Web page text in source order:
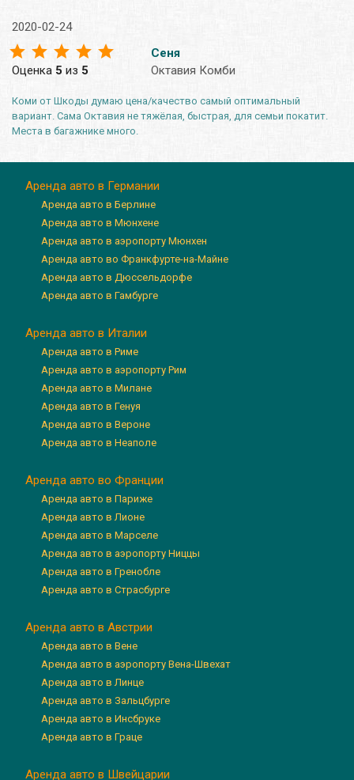
2020-02-24
Оценка 5 из 5
Сеня
Октавия Комби
Коми от Шкоды думаю цена/качество самый оптимальный
вариант. Сама Октавия не тяжёлая, быстрая, для семьи покатит.
Места в багажнике много.
Аренда авто в Германии
Аренда авто в Берлине
Аренда авто в Мюнхене
Аренда авто в аэропорту Мюнхен
Аренда авто во Франкфурте-на-Майне
Аренда авто в Дюссельдорфе
Аренда авто в Гамбурге
Аренда авто в Италии
Аренда авто в Риме
Аренда авто в аэропорту Рим
Аренда авто в Милане
Аренда авто в Генуя
Аренда авто в Вероне
Аренда авто в Неаполе
Аренда авто во Франции
Аренда авто в Париже
Аренда авто в Лионе
Аренда авто в Марселе
Аренда авто в аэропорту Ниццы
Аренда авто в Гренобле
Аренда авто в Страсбурге
Аренда авто в Австрии
Аренда авто в Вене
Аренда авто в аэропорту Вена-Швехат
Аренда авто в Линце
Аренда авто в Зальцбурге
Аренда авто в Инсбруке
Аренда авто в Граце
Аренда авто в Швейцарии